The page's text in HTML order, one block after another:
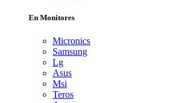
En Monitores
Micronics
Samsung
Lg
Asus
Msi
Teros